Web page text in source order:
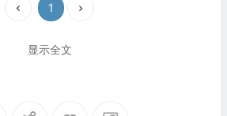
1
显示全文